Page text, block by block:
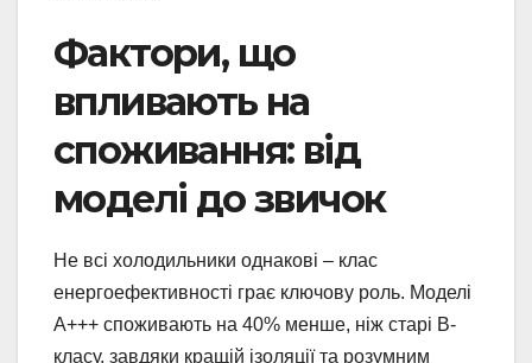
Фактори, що
впливають на
споживання: від
моделі до звичок
Не всі холодильники однакові – клас
енергоефективності грає ключову роль. Моделі
A+++ споживають на 40% менше, ніж старі B-
класу, завдяки кращій ізоляції та розумним